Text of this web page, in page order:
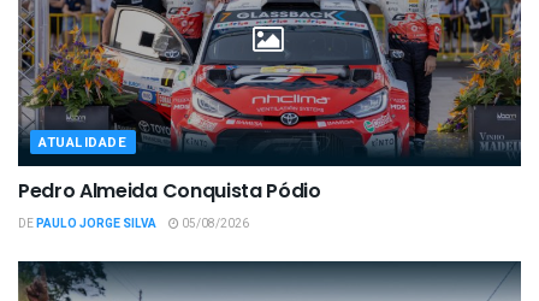
ATUALIDADE
Pedro Almeida Conquista Pódio
DEPAULO JORGE SILVA 05/08/2026